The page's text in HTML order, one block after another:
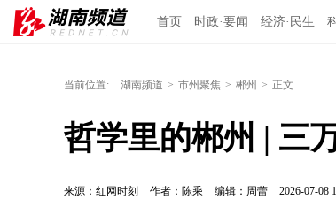
首页 时政·要闻 经济·民生
当前位置: 湖南频道 > 市州聚焦 > 郴州 > 正文
哲学里的郴州 | 三
来源：红网时刻 作者：陈乘 编辑：周蕾 2026-07-08